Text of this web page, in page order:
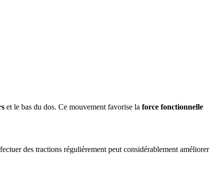
et le bas du dos. Ce mouvement favorise la force fonctionnelle
des tractions régulièrement peut considérablement améliorer